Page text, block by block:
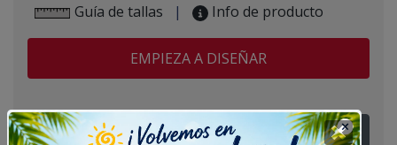
Guía de tallas | Info de producto
EMPIEZA A DISEÑAR
¿Tienes alguna duda? Pregúntanos